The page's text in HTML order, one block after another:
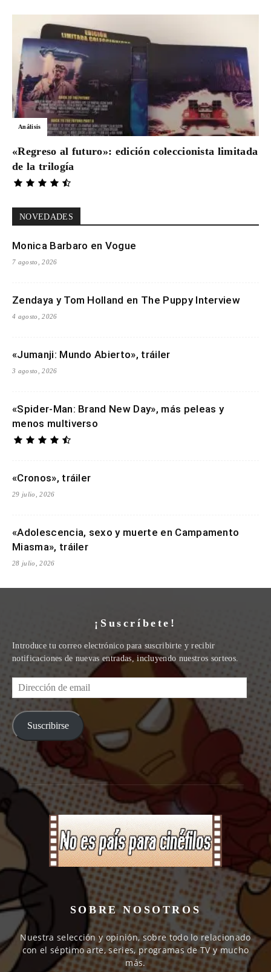
Análisis
«Regreso al futuro»: edición coleccionista limitada
de la trilogía
NOVEDADES
Monica Barbaro en Vogue
7 agosto, 2026
Zendaya y Tom Holland en The Puppy Interview
4 agosto, 2026
«Jumanji: Mundo Abierto», tráiler
3 agosto, 2026
«Spider-Man: Brand New Day», más peleas y
menos multiverso
«Cronos», tráiler
29 julio, 2026
«Adolescencia, sexo y muerte en Campamento
Miasma», tráiler
28 julio, 2026
¡Suscríbete!
Introduce tu correo electrónico para suscribirte y recibir
notificaciones de nuevas entradas, incluyendo nuestros sorteos.
Dirección
de
email
Suscribirse
SOBRE NOSOTROS
Nuestra selección y opinión, sobre todo lo relacionado
con el séptimo arte, series, programas de TV y mucho
más.